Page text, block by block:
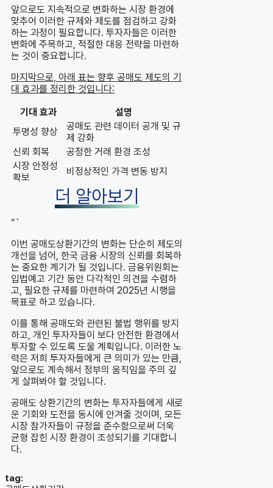
앞으로도 지속적으로 변화하는 시장 환경에
맞추어 이러한 규제와 제도를 점검하고 강화
하는 과정이 필요합니다. 투자자들은 이러한
변화에 주목하고, 적절한 대응 전략을 마련하
는 것이 중요합니다.
마지막으로, 아래 표는 향후 공매도 제도의 기
대 효과를 정리한 것입니다:
기대 효과
설명
투명성 향상
공매도 관련 데이터 공개 및 규
제 강화
신뢰 회복
공정한 거래 환경 조성
시장 안정성
확보
비정상적인 가격 변동 방지
더 알아보기
“`
이번 공매도상환기간의 변화는 단순히 제도의
개선을 넘어, 한국 금융 시장의 신뢰를 회복하
는 중요한 계기가 될 것입니다. 금융위원회는
입법예고 기간 동안 다각적인 의견을 수렴하
고, 필요한 규제를 마련하여 2025년 시행을
목표로 하고 있습니다.
이를 통해 공매도와 관련된 불법 행위를 방지
하고, 개인 투자자들이 보다 안전한 환경에서
투자할 수 있도록 도울 계획입니다. 이러한 노
력은 저희 투자자들에게 큰 의미가 있는 만큼,
앞으로도 계속해서 정부의 움직임을 주의 깊
게 살펴봐야 할 것입니다.
공매도 상환기간의 변화는 투자자들에게 새로
운 기회와 도전을 동시에 안겨줄 것이며, 모든
시장 참가자들이 규정을 준수함으로써 더욱
균형 잡힌 시장 환경이 조성되기를 기대합니
다.
tag: